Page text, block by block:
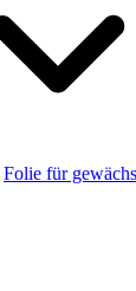
Folie für